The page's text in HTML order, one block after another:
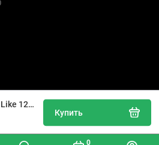
0
Бутылочка детская Baby Like 125 мл
Купить
товаров медицинского
и БАДов, 2026